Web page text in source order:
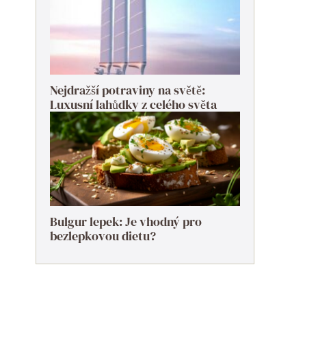
Nejdražší potraviny na světě:
Luxusní lahůdky z celého světa
Bulgur lepek: Je vhodný pro
bezlepkovou dietu?